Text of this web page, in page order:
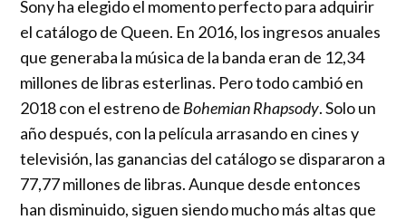
Sony ha elegido el momento perfecto para adquirir
el catálogo de Queen. En 2016, los ingresos anuales
que generaba la música de la banda eran de 12,34
millones de libras esterlinas. Pero todo cambió en
2018 con el estreno de Bohemian Rhapsody. Solo un
año después, con la película arrasando en cines y
televisión, las ganancias del catálogo se dispararon a
77,77 millones de libras. Aunque desde entonces
han disminuido, siguen siendo mucho más altas que